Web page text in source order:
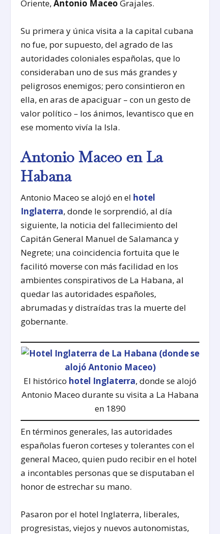
Oriente,Antonio Maceo Grajales.
Su primera y única visita a la capital cubana
no fue, por supuesto, del agrado de las
autoridades coloniales españolas, que lo
consideraban uno de sus más grandes y
peligrosos enemigos; pero consintieron en
ella, en aras de apaciguar – con un gesto de
valor político – los ánimos, levantisco que en
ese momento vivía la Isla.
Antonio Maceo en La
Habana
Antonio Maceo se alojó en el hotel
Inglaterra, donde le sorprendió, al día
siguiente, la noticia del fallecimiento del
Capitán General Manuel de Salamanca y
Negrete; una coincidencia fortuita que le
facilitó moverse con más facilidad en los
ambientes conspirativos de La Habana, al
quedar las autoridades españoles,
abrumadas y distraídas tras la muerte del
gobernante.
El histórico hotel Inglaterra, donde se alojó
Antonio Maceo durante su visita a La Habana
en 1890
En términos generales, las autoridades
españolas fueron corteses y tolerantes con el
general Maceo, quien pudo recibir en el hotel
a incontables personas que se disputaban el
honor de estrechar su mano.
Pasaron por el hotel Inglaterra, liberales,
progresistas, viejos y nuevos autonomistas,